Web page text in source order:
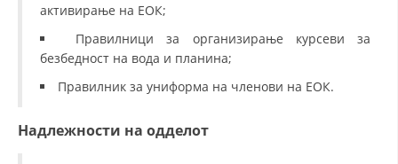
СТРАТЕГИИ
ЕДУКАТИВНО ИНФОРМАТИВНИ МАТЕРИЈАЛИ
активирање на ЕОК;
Правилници за организирање курсеви за
безбедност на вода и планина;
Правилник за униформа на членови на ЕОК.
Надлежности на одделот